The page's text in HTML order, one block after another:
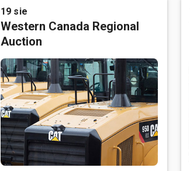
19 sie
Western Canada Regional
Auction